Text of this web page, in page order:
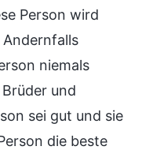
Person wird
niemals
und
sei gut und sie
die beste